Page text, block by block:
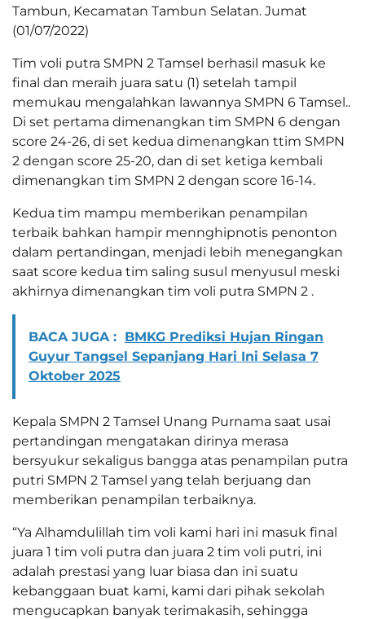
Tambun, Kecamatan Tambun Selatan. Jumat
(01/07/2022)
Tim voli putra SMPN 2 Tamsel berhasil masuk ke
final dan meraih juara satu (1) setelah tampil
memukau mengalahkan lawannya SMPN 6 Tamsel..
Di set pertama dimenangkan tim SMPN 6 dengan
score 24-26, di set kedua dimenangkan ttim SMPN
2 dengan score 25-20, dan di set ketiga kembali
dimenangkan tim SMPN 2 dengan score 16-14.
Kedua tim mampu memberikan penampilan
terbaik bahkan hampir mennghipnotis penonton
dalam pertandingan, menjadi lebih menegangkan
saat score kedua tim saling susul menyusul meski
akhirnya dimenangkan tim voli putra SMPN 2 .
BACA JUGA : BMKG Prediksi Hujan Ringan
Guyur Tangsel Sepanjang Hari Ini Selasa 7
Oktober 2025
Kepala SMPN 2 Tamsel Unang Purnama saat usai
pertandingan mengatakan dirinya merasa
bersyukur sekaligus bangga atas penampilan putra
putri SMPN 2 Tamsel yang telah berjuang dan
memberikan penampilan terbaiknya.
“Ya Alhamdulillah tim voli kami hari ini masuk final
juara 1 tim voli putra dan juara 2 tim voli putri, ini
adalah prestasi yang luar biasa dan ini suatu
kebanggaan buat kami, kami dari pihak sekolah
mengucapkan banyak terimakasih, sehingga